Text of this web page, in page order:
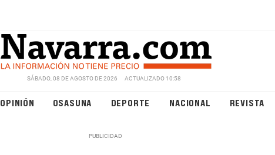
SÁBADO, 08 DE AGOSTO DE 2026 ACTUALIZADO 10:58
OPINIÓN OSASUNA DEPORTE NACIONAL REVISTA